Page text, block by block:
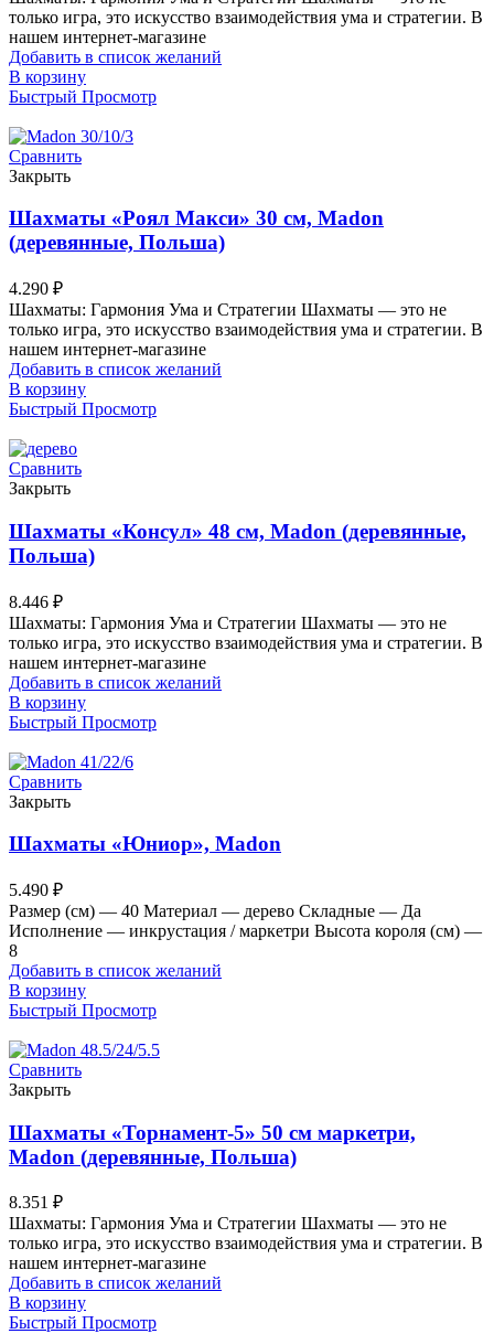
только игра, это искусство взаимодействия ума и стратегии. В
нашем интернет-магазине
Добавить в список желаний
В корзину
Быстрый Просмотр
Сравнить
Закрыть
Шахматы «Роял Макси» 30 см, Madon
(деревянные, Польша)
4.290 ₽
Шахматы: Гармония Ума и Стратегии Шахматы — это не
только игра, это искусство взаимодействия ума и стратегии. В
нашем интернет-магазине
Добавить в список желаний
В корзину
Быстрый Просмотр
Сравнить
Закрыть
Шахматы «Консул» 48 см, Madon (деревянные,
Польша)
8.446 ₽
Шахматы: Гармония Ума и Стратегии Шахматы — это не
только игра, это искусство взаимодействия ума и стратегии. В
нашем интернет-магазине
Добавить в список желаний
В корзину
Быстрый Просмотр
Сравнить
Закрыть
Шахматы «Юниор», Madon
5.490 ₽
Размер (см) — 40 Материал — дерево Складные — Да
Исполнение — инкрустация / маркетри Высота короля (см) —
8
Добавить в список желаний
В корзину
Быстрый Просмотр
Сравнить
Закрыть
Шахматы «Торнамент-5» 50 см маркетри,
Madon (деревянные, Польша)
8.351 ₽
Шахматы: Гармония Ума и Стратегии Шахматы — это не
только игра, это искусство взаимодействия ума и стратегии. В
нашем интернет-магазине
Добавить в список желаний
В корзину
Быстрый Просмотр